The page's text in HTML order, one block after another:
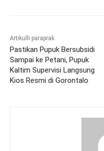
Artikulli paraprak
Pastikan Pupuk Bersubsidi
Sampai ke Petani, Pupuk
Kaltim Supervisi Langsung
Kios Resmi di Gorontalo